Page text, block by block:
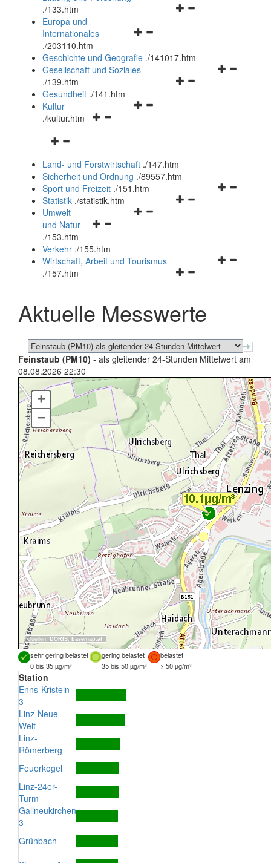
Navigationsmenü
./133.htm
Navigationsmenü
und
schließen
Europa und
Internationales
./203110.htm
Geschichte und Geografie ./141017.htm
Navigationsmenü
Gesellschaft und Soziales
./139.htm
Navigationsmenü
Gesundheit ./141.htm
Navigationsmenü
Kultur
./kultur.htm
Navigationsmenü
und
schließen
Land- und Forstwirtschaft ./147.htm
Sicherheit und Ordnung ./89557.htm
Navigationsmenü
Sport und Freizeit ./151.htm
Navigationsmenü
Statistik ./statistik.htm
Navigationsmenü
und
schließen
Umwelt
und Natur
./153.htm
Verkehr ./155.htm
Navigationsmenü
schließen
Wirtschaft, Arbeit und Tourismus
./157.htm
Aktuelle Messwerte
Feinstaub (PM10) - als gleitender 24-Stunden Mittelwert am
08.08.2026 22:30
Quellen: DORIS, basemap.at
+
–
sehr gering belastet gering belastet
belastet
0 bis 35 µg/m³
35 bis 50 µg/m³ > 50 µg/m³
Station
Enns-Kristein
3
Linz-Neue
Welt
Linz-
Römerberg
Feuerkogel
Linz-24er-
Turm
Gallneukirchen
3
Grünbach